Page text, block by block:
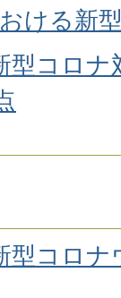
ける新
型コロ
型コロ